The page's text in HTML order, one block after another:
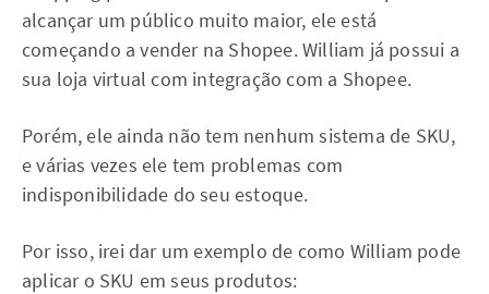
alcançar um público muito maior, ele está
começando a vender na Shopee. William já possui a
sua loja virtual com integração com a Shopee.
Porém, ele ainda não tem nenhum sistema de SKU,
e várias vezes ele tem problemas com
indisponibilidade do seu estoque.
Por isso, irei dar um exemplo de como William pode
aplicar o SKU em seus produtos: